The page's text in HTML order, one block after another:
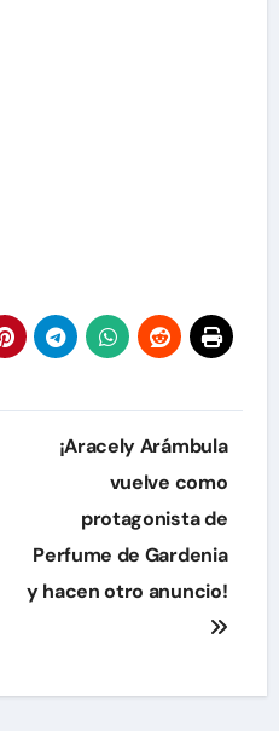
¡Aracely Arámbula
vuelve como
protagonista de
Perfume de Gardenia
y hacen otro anuncio!